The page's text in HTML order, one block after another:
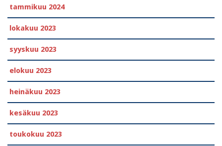
tammikuu 2024
lokakuu 2023
syyskuu 2023
elokuu 2023
heinäkuu 2023
kesäkuu 2023
toukokuu 2023